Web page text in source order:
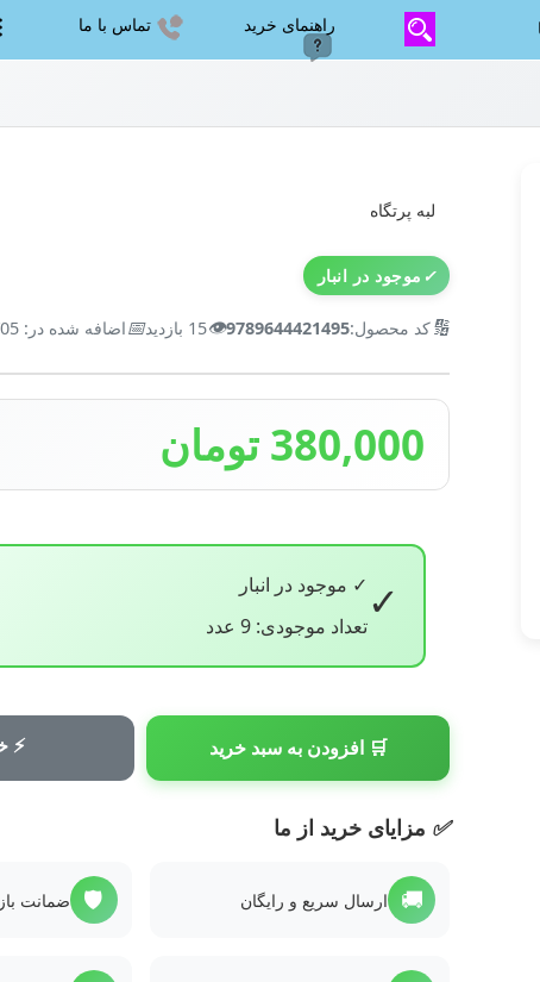
راهنمای خرید تماس با ما
لبه پرتگاه
✓ موجود در انبار
🔢کد محصول:9789644421495
👁️15 بازدید 📅اضافه شده در: 2026/06/05
380,000 تومان
✓ ✓ موجود در انبار
تعداد موجودی: 9 عدد
🛒 افزودن به سبد خرید ⚡
✅ مزایای خرید از ما
🚚 ارسال سریع و رایگان 🛡️ ضمانت